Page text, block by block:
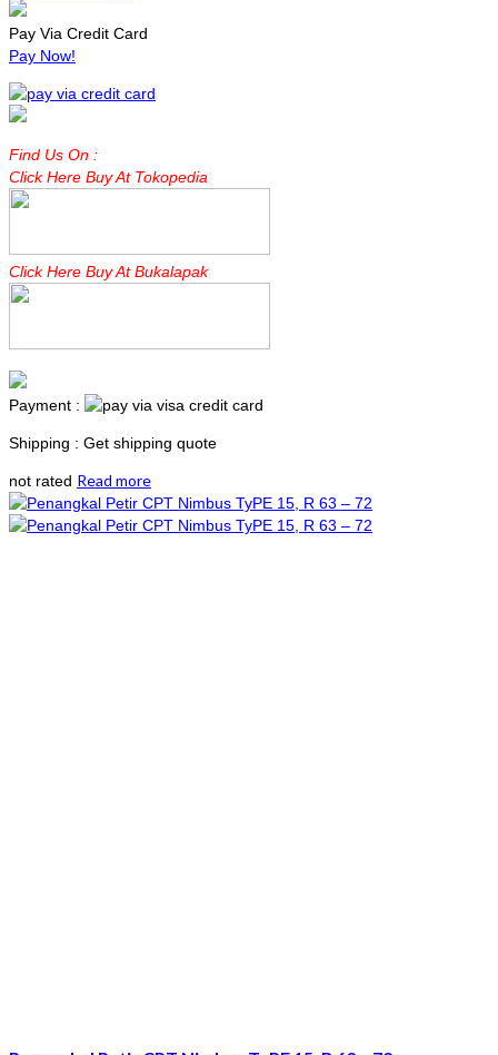
Pay Via Credit Card
Pay Now!
Find Us On :
Click Here Buy At Tokopedia
Click Here Buy At Bukalapak
Payment :
Shipping : Get shipping quote
not rated Read more